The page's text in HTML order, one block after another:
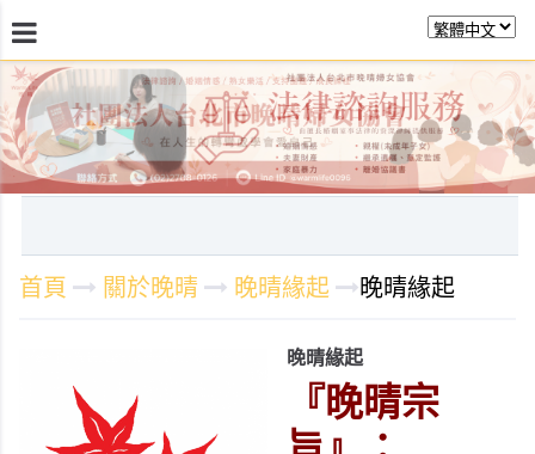
最新消息 關於晚晴 日常服務 課程活動
首頁 關於晚晴 晚晴緣起 晚晴緣起
晚晴緣起
『晚晴宗